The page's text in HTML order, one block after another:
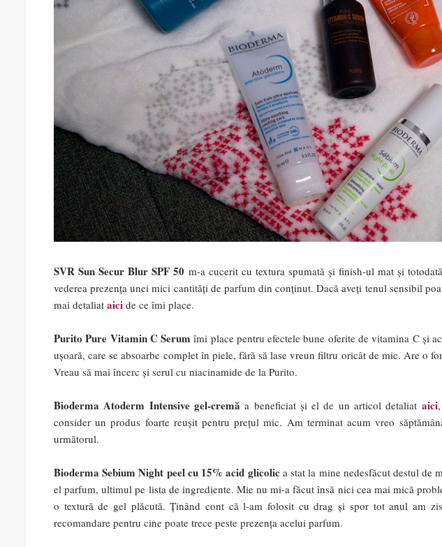
SVR Sun Secur Blur SPF 50 m-a cucerit cu textura spumată și finish-ul mat și
vederea prezența unei mici cantități de parfum din conținut. Dacă aveți tenul sensibil
mai detaliat aici de ce îmi place.
Purito Pure Vitamin C Serum îmi place pentru efectele bune oferite de vitamina C și
ușoară, care se absoarbe complet în piele, fără să lase vreun filtru oricât de mic. Are o
Vreau să mai încerc și serul cu niacinamide de la Purito.
Bioderma Atoderm Intensive gel-cremă a beneficiat și el de un articol detaliat aici
consider un produs foarte reușit pentru prețul mic. Am terminat acum vreo
următorul.
Bioderma Sebium Night peel cu 15% acid glicolica stat la mine nedesfăcut destul de
el parfum, ultimul pe lista de ingrediente. Mie nu mi-a făcut însă nici cea mai mică
o textură de gel plăcută. Ținând cont că l-am folosit cu drag și spor tot anul am
recomandare pentru cine poate trece peste prezența acelui parfum.